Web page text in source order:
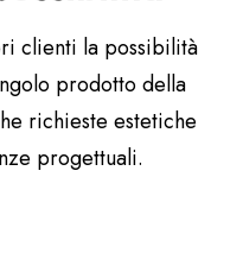
clienti la possibilità
prodotto della
richieste estetiche
progettuali.